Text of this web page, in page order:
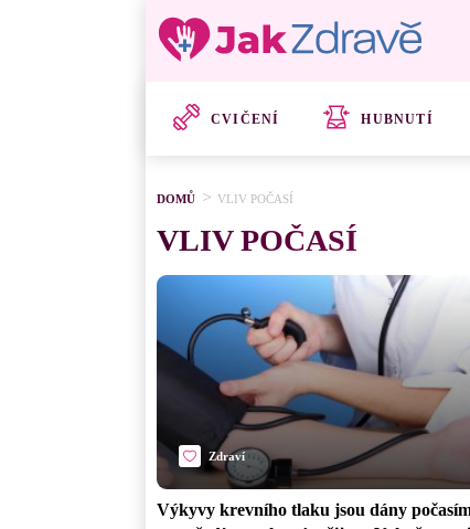
CVIČENÍ HUBNUTÍ
DOMŮ VLIV POČASÍ
VLIV POČASÍ
Zdraví
Výkyvy krevního tlaku jsou dány